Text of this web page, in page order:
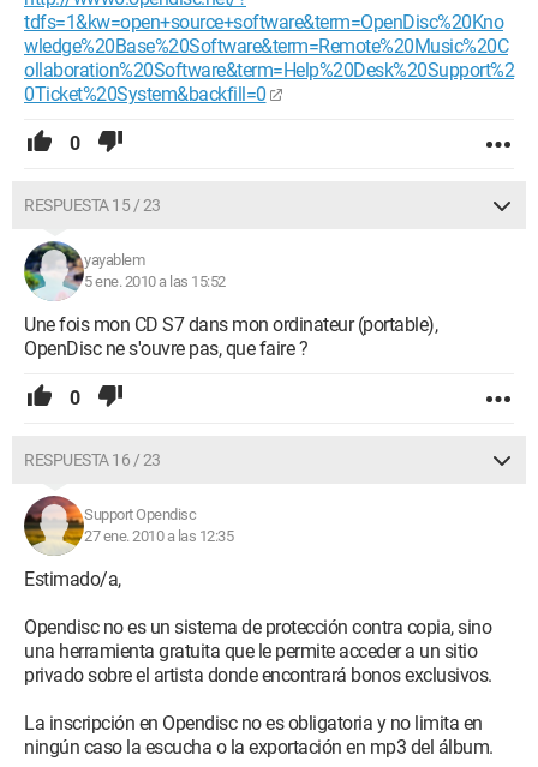
tdfs=1&kw=open+source+software&term=OpenDisc%20Kno
wledge%20Base%20Software&term=Remote%20Music%20C
ollaboration%20Software&term=Help%20Desk%20Support%2
0Ticket%20System&backfill=0
0
RESPUESTA 15 / 23
yayablem
5 ene. 2010 a las 15:52
Une fois mon CD S7 dans mon ordinateur (portable),
OpenDisc ne s'ouvre pas, que faire ?
0
RESPUESTA 16 / 23
Support Opendisc
27 ene. 2010 a las 12:35
Estimado/a,
Opendisc no es un sistema de protección contra copia, sino
una herramienta gratuita que le permite acceder a un sitio
privado sobre el artista donde encontrará bonos exclusivos.
La inscripción en Opendisc no es obligatoria y no limita en
ningún caso la escucha o la exportación en mp3 del álbum.